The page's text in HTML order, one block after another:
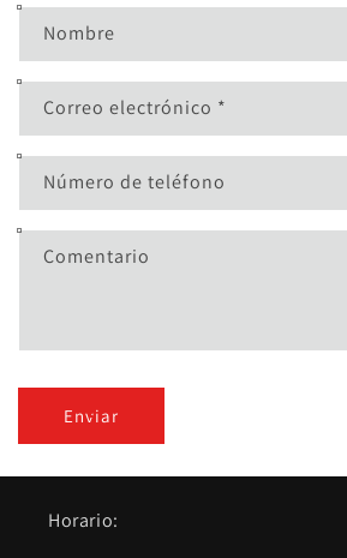
Nombre
Correo electrónico *
Número de teléfono
Comentario
Enviar
Horario: